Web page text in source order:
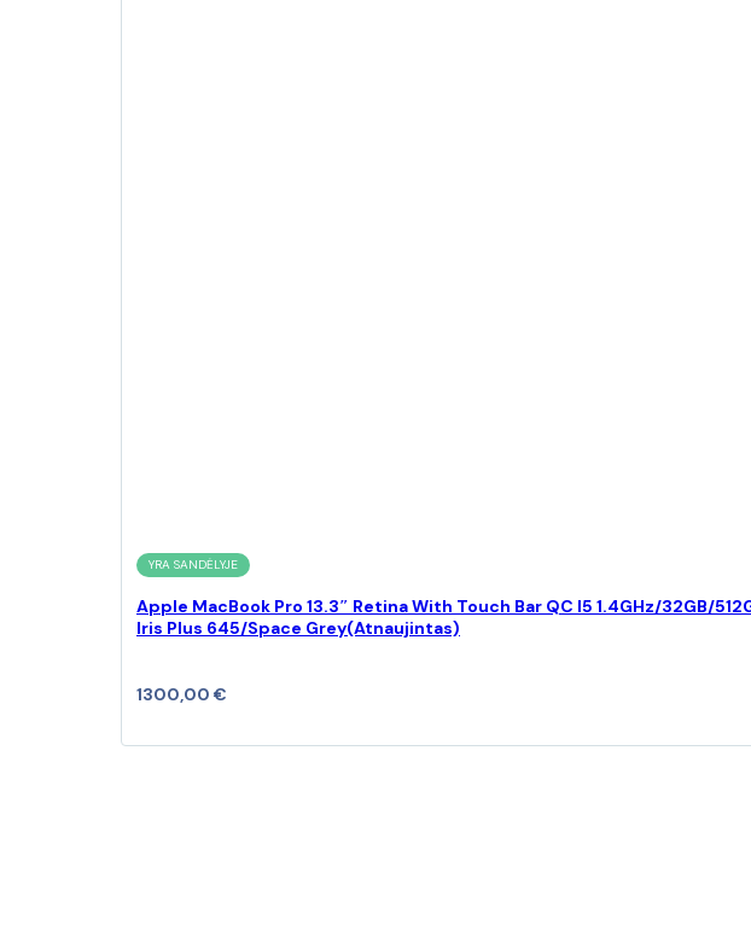
YRA SANDĖLYJE
Apple MacBook Pro 13.3″ Retina With Touch Bar QC I5 1.4GHz/32GB/
Iris Plus 645/Space Grey(Atnaujintas)
1300,00 €